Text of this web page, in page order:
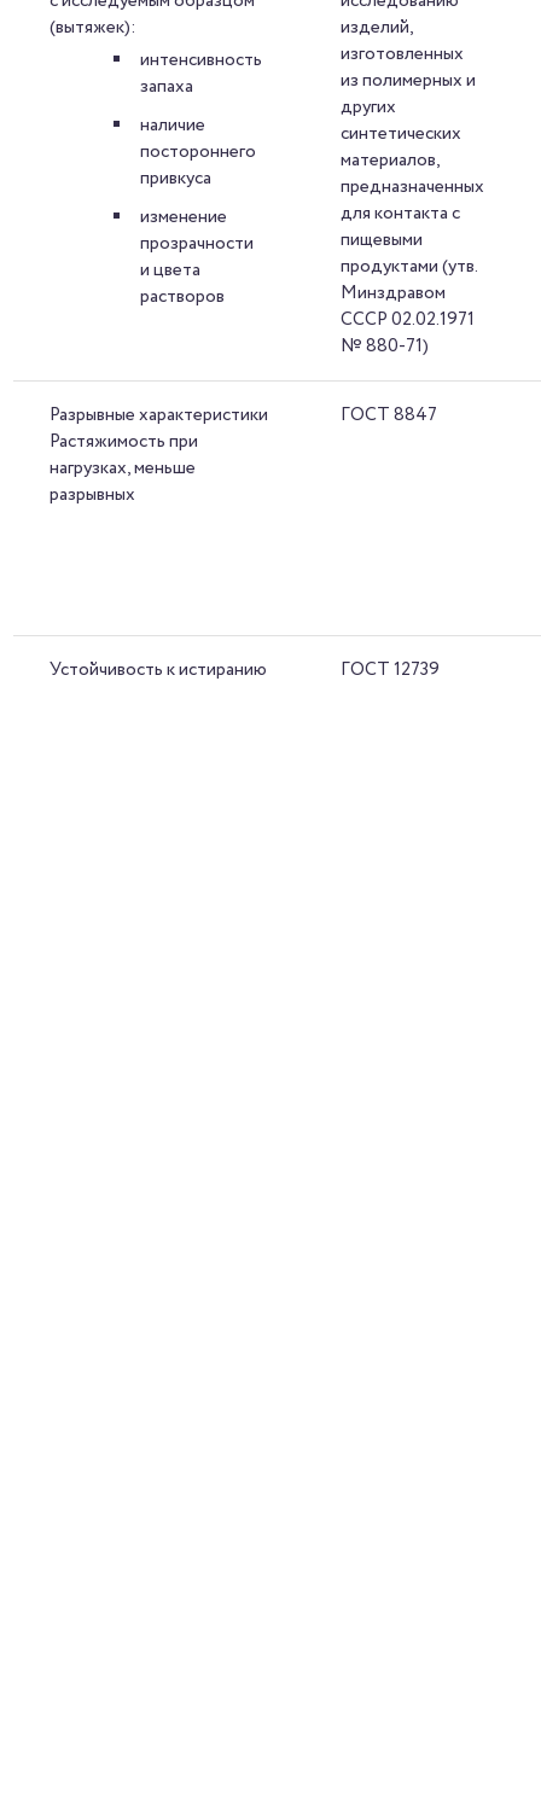
(вытяжек):
интенсивность
запаха
наличие
постороннего
привкуса
изменение
прозрачности
и цвета
растворов
изделий,
изготовленных
из полимерных и
других
синтетических
материалов,
предназначенных
для контакта с
пищевыми
продуктами (утв.
Минздравом
СССР 02.02.1971
№ 880-71)
Разрывные характеристики
Растяжимость при
нагрузках, меньше
разрывных
ГОСТ 8847
Устойчивость к истиранию ГОСТ 12739